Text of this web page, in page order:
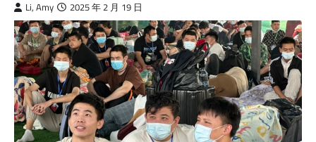
Li, Amy 2025 年 2 月 19 日